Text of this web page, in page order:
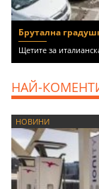
Брутална
Щетите за
НАЙ-
НОВИНИ